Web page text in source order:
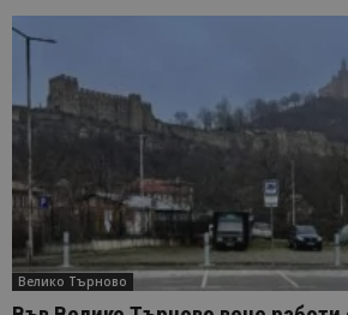
Велико Търново